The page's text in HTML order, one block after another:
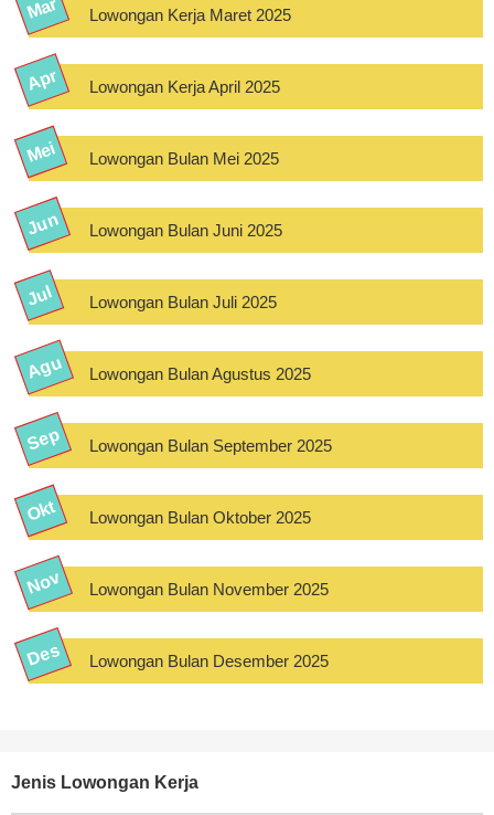
Lowongan Kerja Maret 2025
Lowongan Kerja April 2025
Lowongan Bulan Mei 2025
Lowongan Bulan Juni 2025
Lowongan Bulan Juli 2025
Lowongan Bulan Agustus 2025
Lowongan Bulan September 2025
Lowongan Bulan Oktober 2025
Lowongan Bulan November 2025
Lowongan Bulan Desember 2025
Jenis Lowongan Kerja